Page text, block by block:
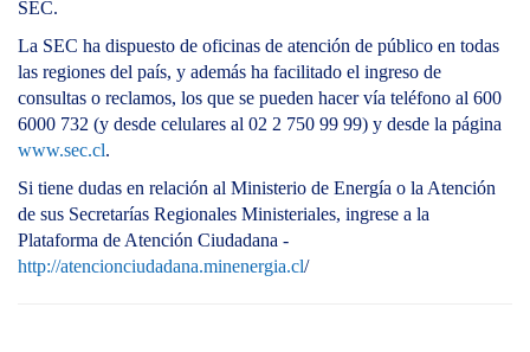
SEC.
La SEC ha dispuesto de oficinas de atención de público en todas
las regiones del país, y además ha facilitado el ingreso de
consultas o reclamos, los que se pueden hacer vía teléfono al 600
6000 732 (y desde celulares al 02 2 750 99 99) y desde la página
www.sec.cl.
Si tiene dudas en relación al Ministerio de Energía o la Atención
de sus Secretarías Regionales Ministeriales, ingrese a la
Plataforma de Atención Ciudadana -
http://atencionciudadana.minenergia.cl/